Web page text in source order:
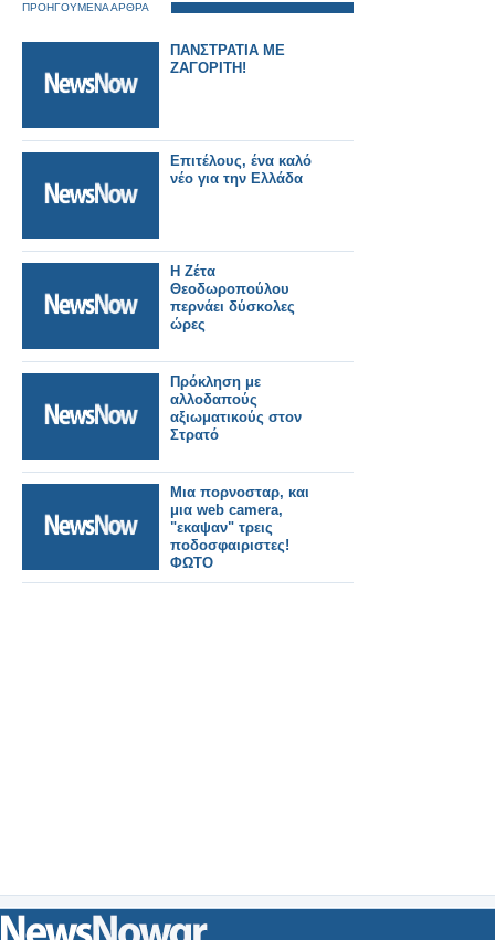
ΠΡΟΗΓΟΥΜΕΝΑ ΑΡΘΡΑ
ΠΑΝΣΤΡΑΤΙΑ ΜΕ
ΖΑΓΟΡΙΤΗ!
Επιτέλους, ένα καλό
νέο για την Ελλάδα
Η Ζέτα
Θεοδωροπούλου
περνάει δύσκολες
ώρες
Πρόκληση με
αλλοδαπούς
αξιωματικούς στον
Στρατό
Μια πορνοσταρ, και
μια web camera,
"εκαψαν" τρεις
ποδοσφαιριστες!
ΦΩΤΟ